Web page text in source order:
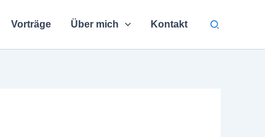
Vorträge Über mich Kontakt Suchen